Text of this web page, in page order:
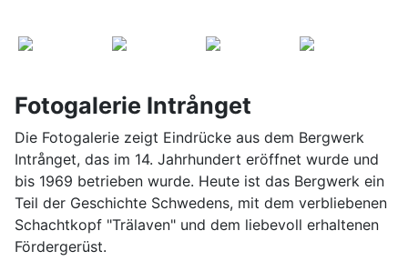
Fotogalerie Intrånget
Die Fotogalerie zeigt Eindrücke aus dem Bergwerk
Intrånget, das im 14. Jahrhundert eröffnet wurde und
bis 1969 betrieben wurde. Heute ist das Bergwerk ein
Teil der Geschichte Schwedens, mit dem verbliebenen
Schachtkopf "Trälaven" und dem liebevoll erhaltenen
Fördergerüst.